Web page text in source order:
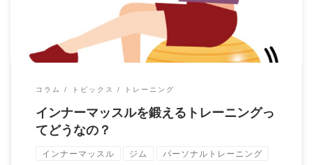
コラム トピックス トレーニング
インナーマッスルを鍛えるトレーニングっ
てどうなの？
インナーマッスル ジム パーソナルトレーニング